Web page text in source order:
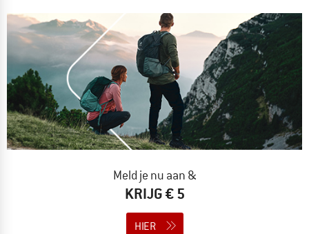
Meld je nu aan &
KRIJG € 5
HIER